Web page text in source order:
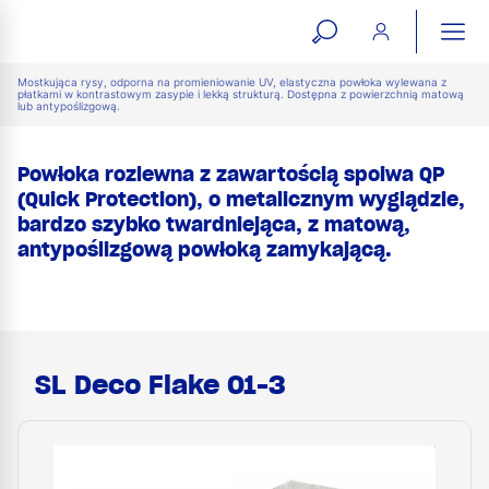
open
search
Mostkująca rysy, odporna na promieniowanie UV, elastyczna powłoka wylewana z
płatkami w kontrastowym zasypie i lekką strukturą. Dostępna z powierzchnią matową
lub antypoślizgową.
Powłoka rozlewna z zawartością spoiwa QP
(Quick Protection), o metalicznym wyglądzie,
bardzo szybko twardniejąca, z matową,
antypoślizgową powłoką zamykającą.
SL Deco Flake 01-3